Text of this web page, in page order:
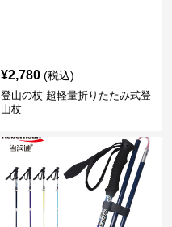
¥2,780 (税込)
登山の杖 超軽量折りたたみ式登
山杖